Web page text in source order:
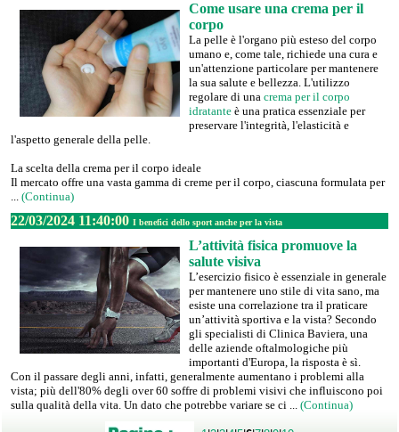
Come usare una crema per il
corpo
La pelle è l'organo più esteso del corpo
umano e, come tale, richiede una cura e
un'attenzione particolare per mantenere
la sua salute e bellezza. L'utilizzo
regolare di una crema per il corpo
idratante è una pratica essenziale per
preservare l'integrità, l'elasticità e
l'aspetto generale della pelle.
La scelta della crema per il corpo ideale
Il mercato offre una vasta gamma di creme per il corpo, ciascuna formulata per
... (Continua)
22/03/2024 11:40:00 I benefici dello sport anche per la vista
L’attività fisica promuove la
salute visiva
L’esercizio fisico è essenziale in generale
per mantenere uno stile di vita sano, ma
esiste una correlazione tra il praticare
un’attività sportiva e la vista? Secondo
gli specialisti di Clinica Baviera, una
delle aziende oftalmologiche più
importanti d'Europa, la risposta è sì.
Con il passare degli anni, infatti, generalmente aumentano i problemi alla
vista; più dell'80% degli over 60 soffre di problemi visivi che influiscono poi
sulla qualità della vita. Un dato che potrebbe variare se ci ... (Continua)